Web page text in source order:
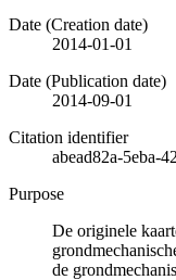
Date (Creation date)
2014-01-01
Date (Publication date)
2014-09-01
Citation identifier
abead82a-5eba-
Purpose
De originele
de